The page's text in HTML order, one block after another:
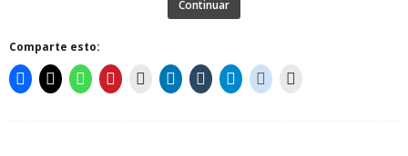
Continuar
Comparte esto: